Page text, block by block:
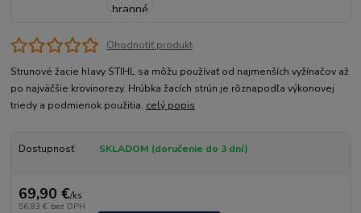
Ohodnotiť produkt
Strunové žacie hlavy STIHL sa môžu používať od najmenších vyžínačov až
po najväčšie krovinorezy. Hrúbka žacích strún je rôznapodľa výkonovej
triedy a podmienok použitia. celý popis
Dostupnosť SKLADOM (doručenie do 3 dní)
69,90 €/ks
56,83 € bez DPH